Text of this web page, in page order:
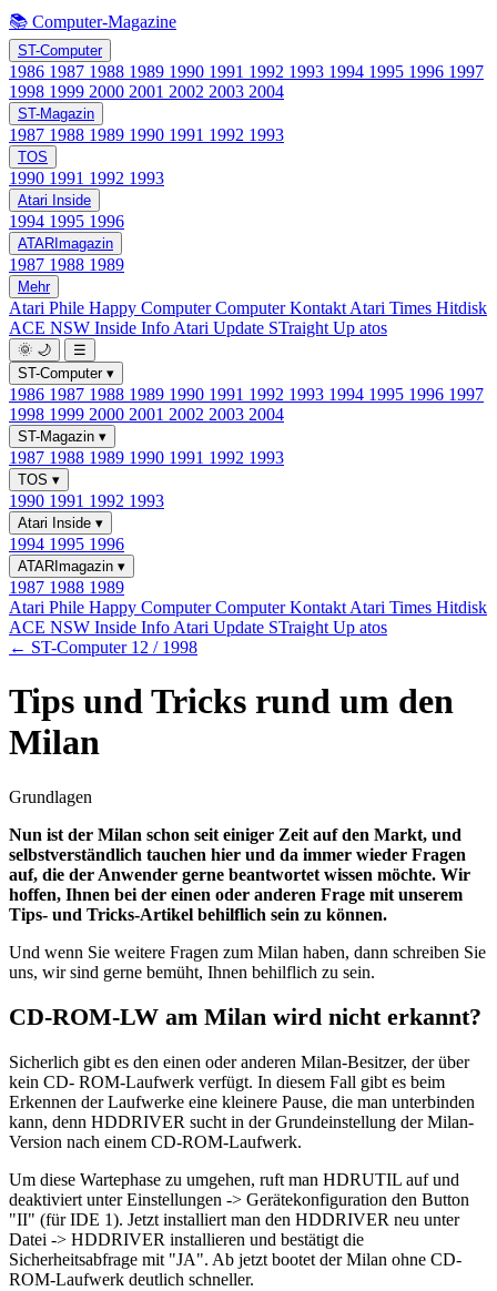
📚 Computer-Magazine
ST-Computer
1986 1987 1988 1989 1990 1991 1992 1993 1994 1995 1996 1997
1998 1999 2000 2001 2002 2003 2004
ST-Magazin
1987 1988 1989 1990 1991 1992 1993
TOS
1990 1991 1992 1993
Atari Inside
1994 1995 1996
ATARImagazin
1987 1988 1989
Mehr
Atari Phile Happy ComputerComputer Kontakt Atari Times Hitdisk
ACE NSW Inside Info Atari Update STraight Up atos
🌞 🌙
☰
ST-Computer ▾
1986 1987 1988 1989 1990 1991 1992 1993 1994 1995 1996 1997
1998 1999 2000 2001 2002 2003 2004
ST-Magazin ▾
1987 1988 1989 1990 1991 1992 1993
TOS ▾
1990 1991 1992 1993
Atari Inside ▾
1994 1995 1996
ATARImagazin ▾
1987 1988 1989
Atari Phile Happy ComputerComputer Kontakt Atari Times Hitdisk
ACE NSW Inside Info Atari Update STraight Up atos
← ST-Computer 12 / 1998
Tips und Tricks rund um den
Milan
Grundlagen
Nun ist der Milan schon seit einiger Zeit auf den Markt, und
selbstverständlich tauchen hier und da immer wieder Fragen
auf, die der Anwender gerne beantwortet wissen möchte. Wir
hoffen, Ihnen bei der einen oder anderen Frage mit unserem
Tips- und Tricks-Artikel behilflich sein zu können.
Und wenn Sie weitere Fragen zum Milan haben, dann schreiben Sie
uns, wir sind gerne bemüht, Ihnen behilflich zu sein.
CD-ROM-LW am Milan wird nicht erkannt?
Sicherlich gibt es den einen oder anderen Milan-Besitzer, der über
kein CD- ROM-Laufwerk verfügt. In diesem Fall gibt es beim
Erkennen der Laufwerke eine kleinere Pause, die man unterbinden
kann, denn HDDRIVER sucht in der Grundeinstellung der Milan-
Version nach einem CD-ROM-Laufwerk.
Um diese Wartephase zu umgehen, ruft man HDRUTIL auf und
deaktiviert unter Einstellungen -> Gerätekonfiguration den Button
"II" (für IDE 1). Jetzt installiert man den HDDRIVER neu unter
Datei -> HDDRIVER installieren und bestätigt die
Sicherheitsabfrage mit "JA". Ab jetzt bootet der Milan ohne CD-
ROM-Laufwerk deutlich schneller.